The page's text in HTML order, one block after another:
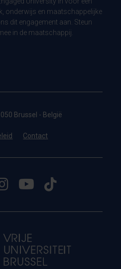
onderwijs en maatschappelijke
dit engagement aan. Steun
in de maatschappij.
Brussel - België
Contact